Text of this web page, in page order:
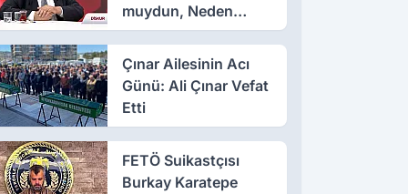
muydun, Neden
Muhalefet Adayı
Oldun?
Çınar Ailesinin Acı
Günü: Ali Çınar Vefat
Etti
FETÖ Suikastçısı
Burkay Karatepe